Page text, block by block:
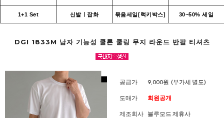
1+1 Set 신발ㅣ잡화 묶음세일[럭키박스] 30~50% 세일
DGI 1833M 남자 기능성 쿨론 쿨링 무지 라운드 반팔 티셔츠
공급가 9,000원 (부가세 별도)
도매가 회원공개
제조회사 블루모드 제휴사